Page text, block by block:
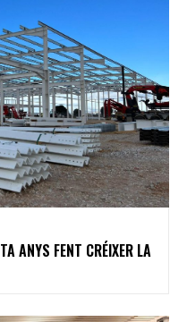
ANYS FENT CRÉIXER LA